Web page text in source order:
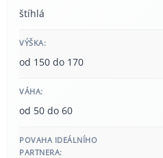
štíhlá
VÝŠKA:
od 150 do 170
VÁHA:
od 50 do 60
POVAHA IDEÁLNÍHO
PARTNERA: